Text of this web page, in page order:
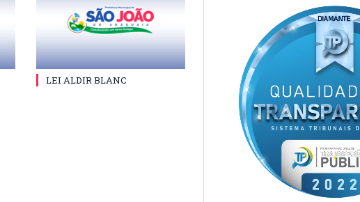
LEI ALDIR BLANC